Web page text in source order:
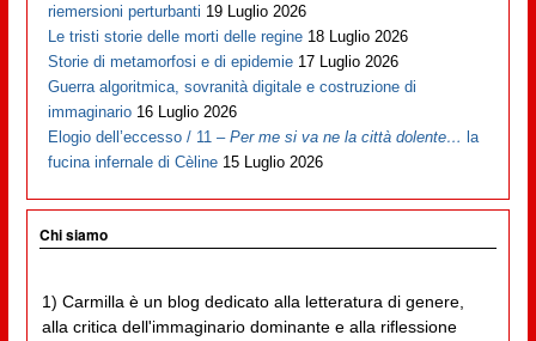
riemersioni perturbanti 19 Luglio 2026
Le tristi storie delle morti delle regine 18 Luglio 2026
Storie di metamorfosi e di epidemie 17 Luglio 2026
Guerra algoritmica, sovranità digitale e costruzione di
immaginario 16 Luglio 2026
Elogio dell’eccesso / 11 –Per me si va ne la città dolente… la
fucina infernale di Cèline 15 Luglio 2026
Chi siamo
1) Carmilla è un blog dedicato alla letteratura di genere,
alla critica dell'immaginario dominante e alla riflessione